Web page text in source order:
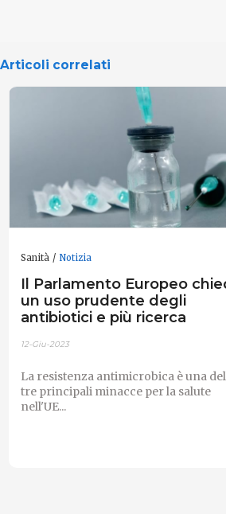
Articoli correlati
Sanità Notizia
Il Parlamento Europeo
un uso prudente degli
antibiotici e più ricerca
12-Giu-2023
La resistenza antimicrobica è una
tre principali minacce per la salute
nell'UE...